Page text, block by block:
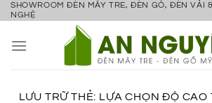
Bỏ
nội
SHOWROOM ĐÈN MÂY TRE, ĐÈN GỖ, ĐÈN VẢI
NGHỆ
LƯU TRỮ THẺ: LỰA CHỌN ĐỘ CAO